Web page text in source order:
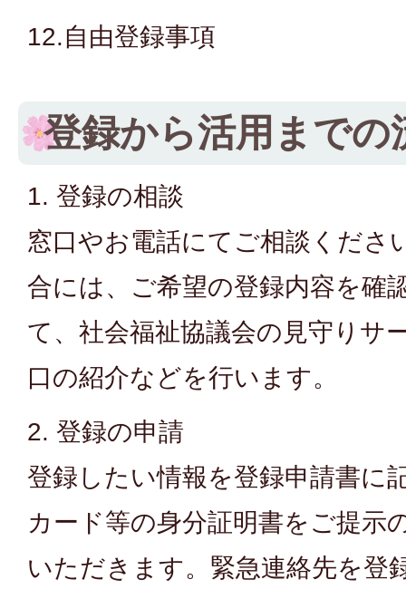
12.自由登録事項
登録から活用までの
1. 登録の相談
窓口やお電話にてご相談くださ
合には、ご希望の登録内容を確
て、社会福祉協議会の見守りサ
口の紹介などを行います。
2. 登録の申請
登録したい情報を登録申請書に
カード等の身分証明書をご提示
いただきます。緊急連絡先を登